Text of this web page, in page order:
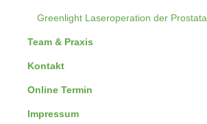
Greenlight Laseroperation der Prostata
Team & Praxis
Kontakt
Online Termin
Impressum